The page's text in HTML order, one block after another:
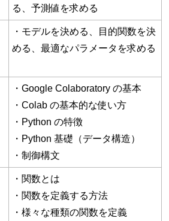
る、予測値を求める
・モデルを決める、目的関数を決
める、最適なパラメータを求める
・Google Colaboratory の基本
・Colab の基本的な使い方
・Python の特徴
・Python 基礎（データ構造）
・制御構文
・関数とは
・関数を定義する方法
・様々な種類の関数を定義